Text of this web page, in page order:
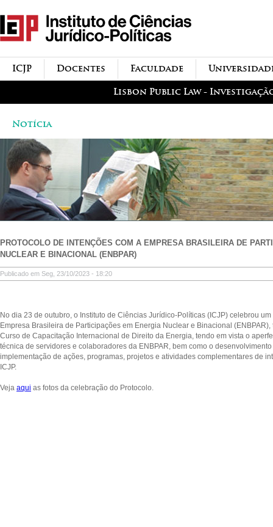
principal
icjp
menu-institucional Faculdade
Docentes
ICJP
Lisbon Public Law -
Notícia
PROTOCOLO DE INTENÇÕES COM A EMPRESA BRASILEIRA DE
NUCLEAR E BINACIONAL (ENBPAR)
Publicado em Seg, 23/10/2023 - 18:20
No dia 23 de outubro, o Instituto de Ciências Jurídico-Políticas (ICJP) celebrou
Empresa Brasileira de Participações em Energia Nuclear e Binacional
Curso de Capacitação Internacional de Direito da Energia, tendo em vista o
técnica de servidores e colaboradores da ENBPAR, bem como o
implementação de ações, programas, projetos e atividades complementares de
ICJP.
Veja aqui as fotos da celebração do Protocolo.